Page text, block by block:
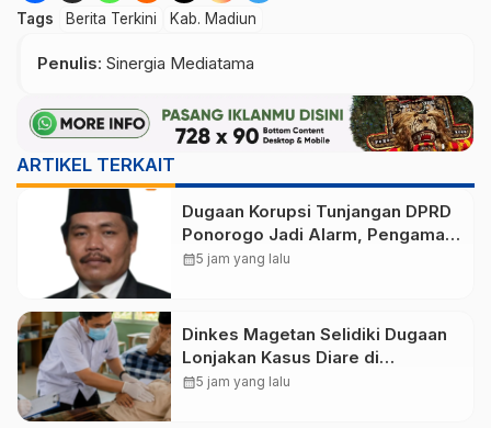
Tags Berita Terkini Kab. Madiun
Penulis: Sinergia Mediatama
ARTIKEL TERKAIT
Dugaan Korupsi Tunjangan DPRD
Ponorogo Jadi Alarm, Pengamat
Minta Magetan Perkuat Tata
calendar_month5 jam yang lalu
Dinkes Magetan Selidiki Dugaan
Lonjakan Kasus Diare di
Lembeyan, Lakukan Penyelidikan
calendar_month5 jam yang lalu